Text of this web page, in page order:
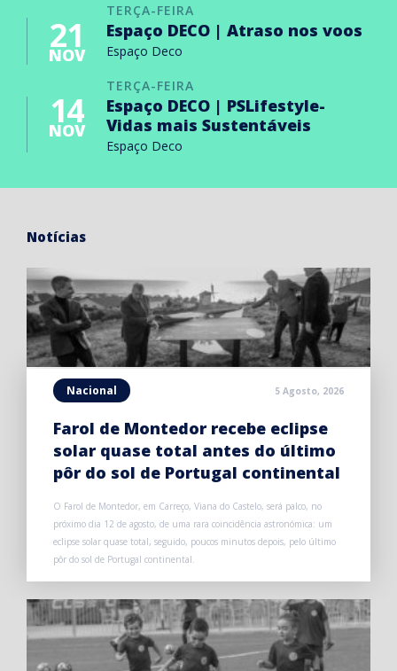
TERÇA-FEIRA
21
NOV
Espaço DECO | Atraso nos voos
Espaço Deco
TERÇA-FEIRA
14
NOV
Espaço DECO | PSLifestyle-
Vidas mais Sustentáveis
Espaço Deco
Notícias
Nacional 5 Agosto, 2026
Farol de Montedor recebe eclipse
solar quase total antes do último
pôr do sol de Portugal continental
O Farol de Montedor, em Carreço, Viana do Castelo, será palco, no
próximo dia 12 de agosto, de uma rara coincidência astronómica: um
eclipse solar quase total, seguido, poucos minutos depois, pelo último
pôr do sol de Portugal continental.